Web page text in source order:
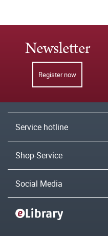
Newsletter
Register now
Service hotline
Shop-Service
Social Media